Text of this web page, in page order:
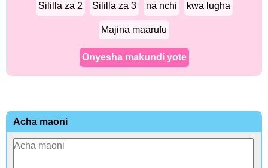
Sililla za 2 Sililla za 3 na nchi kwa lugha
Majina maarufu
Onyesha makundi yote
Acha maoni